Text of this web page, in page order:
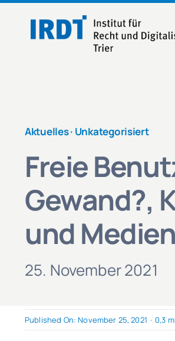
Aktuelles · Unkategorisiert
Freie
Gewand?,
und
25. November 2021
Published On: November 25, 2021 · 0,3